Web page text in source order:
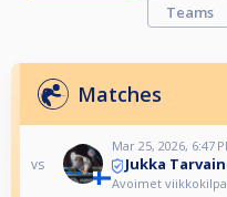
Teams
Matches
vs
Mar 25, 2026, 6:47
Jukka
Avoimet